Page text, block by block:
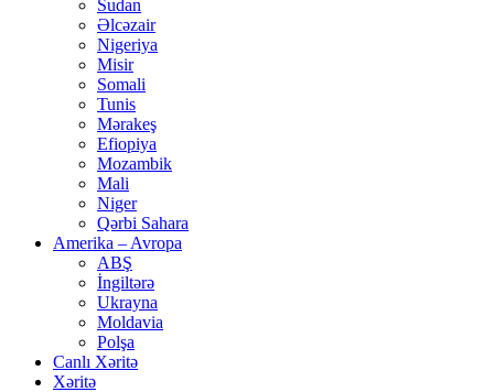
Sudan
Əlcəzair
Nigeriya
Misir
Somali
Tunis
Mərakeş
Efiopiya
Mozambik
Mali
Niger
Qərbi Sahara
Amerika – Avropa
ABŞ
İngiltərə
Ukrayna
Moldavia
Polşa
Canlı Xəritə
Xəritə